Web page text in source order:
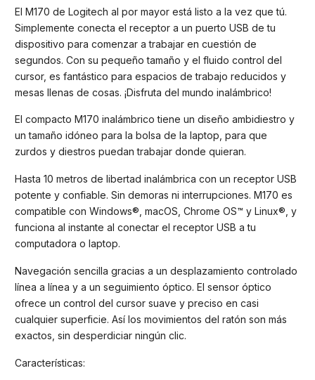
El M170 de Logitech al por mayor está listo a la vez que tú.
Simplemente conecta el receptor a un puerto USB de tu
dispositivo para comenzar a trabajar en cuestión de
segundos. Con su pequeño tamaño y el fluido control del
cursor, es fantástico para espacios de trabajo reducidos y
mesas llenas de cosas. ¡Disfruta del mundo inalámbrico!
El compacto M170 inalámbrico tiene un diseño ambidiestro y
un tamaño idóneo para la bolsa de la laptop, para que
zurdos y diestros puedan trabajar donde quieran.
Hasta 10 metros de libertad inalámbrica con un receptor USB
potente y confiable. Sin demoras ni interrupciones. M170 es
compatible con Windows®, macOS, Chrome OS™ y Linux®, y
funciona al instante al conectar el receptor USB a tu
computadora o laptop.
Navegación sencilla gracias a un desplazamiento controlado
línea a línea y a un seguimiento óptico. El sensor óptico
ofrece un control del cursor suave y preciso en casi
cualquier superficie. Así los movimientos del ratón son más
exactos, sin desperdiciar ningún clic.
Características: